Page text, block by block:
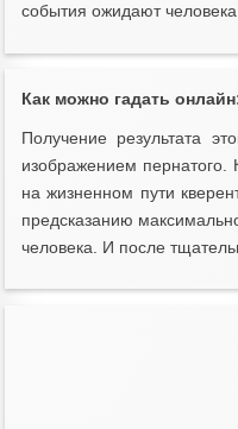
события ожидают
Как можно гадать
Получение результата
изображением пернатого.
на жизненном пути
предсказанию
человека. И после